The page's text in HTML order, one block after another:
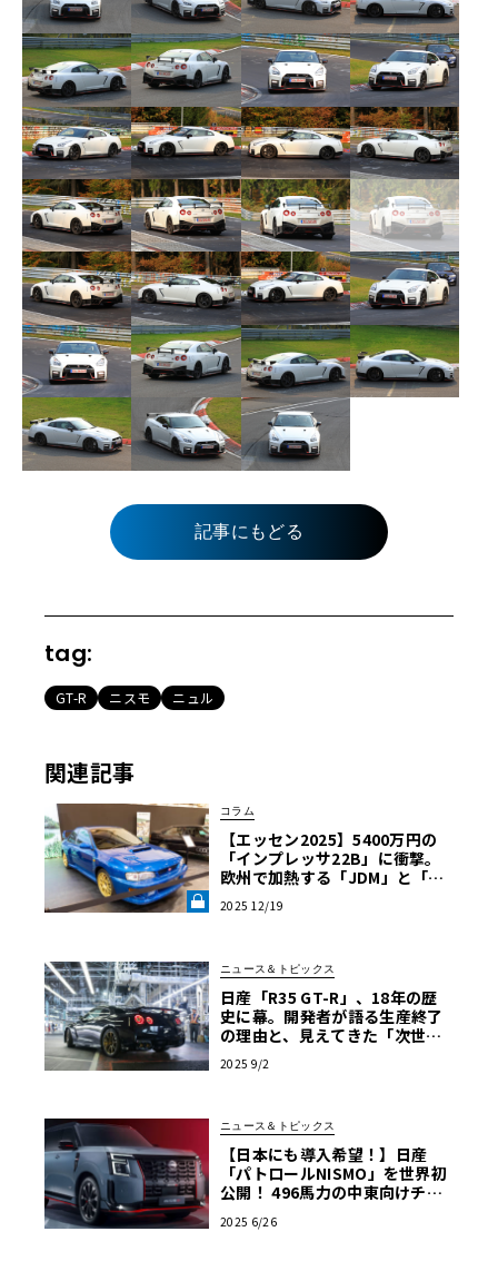
記事にもどる
tag:
GT-R ニスモ ニュル
関連記事
コラム
【エッセン2025】5400万円の
「インプレッサ22B」に衝撃。
欧州で加熱する「JDM」と「当
B》
2025 12/19
ニュース＆トピックス
日産「R35 GT-R」、18年の歴
史に幕。開発者が語る生産終了
の理由と、見えてきた「次世
2025 9/2
ニュース＆トピックス
【日本にも導入希望！】日産
「パトロールNISMO」を世界初
公開！ 496馬力の中東向けチュ
2025 6/26